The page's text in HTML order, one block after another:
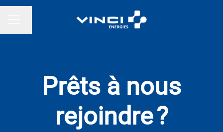
Changer la langue
Prêts à nous
rejoindre ?